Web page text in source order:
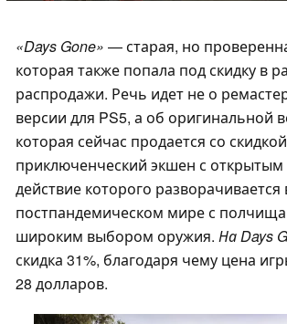
«Days Gone» — старая, но
которая также попала под скидку в
распродажи. Речь идет не о
версии для PS5, а об оригинальной
которая сейчас продается со
приключенческий экшен с
действие которого разворачивается
постпандемическом мире с
широким выбором оружия. На Days
скидка 31%, благодаря чему цена
28 долларов.